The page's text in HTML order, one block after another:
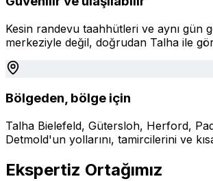
Kesin randevu taahhütleri ve aynı gün
merkeziyle değil, doğrudan Talha ile
Bölgeden, bölge için
Talha Bielefeld, Gütersloh, Herford,
Detmold'un yollarını, tamircilerini ve
Ekspertiz Ortağımız